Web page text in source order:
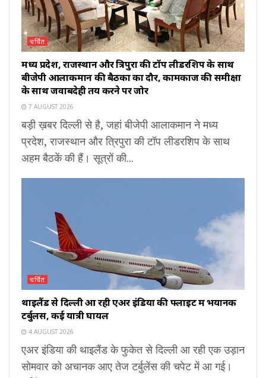
चर्चित
मध्य प्रदेश, राजस्थान और त्रिपुरा की टॉप लीडरशिप के साथ
बीजेपी आलाकमान की बैठकों का दौर, कामकाज की समीक्षा
के साथ जवाबदेही तय करने पर जोर
7 AUGUST 2026
बड़ी ख़बर दिल्ली से है, जहां बीजेपी आलाकमान ने मध्य
प्रदेश, राजस्थान और त्रिपुरा की टॉप लीडरशिप के साथ
अहम बैठकें की हैं। सूत्रों की...
चर्चित
थाइलैंड से दिल्ली आ रही एअर इंडिया की फ्लाइट में भयानक
टर्बुलेंस, कई यात्री घायल
4 AUGUST 2026
एअर इंडिया की थाइलैंड के फुकेत से दिल्ली आ रही एक उड़ान
सोमवार को अचानक आए तेज टर्बुलेंस की चपेट में आ गई।